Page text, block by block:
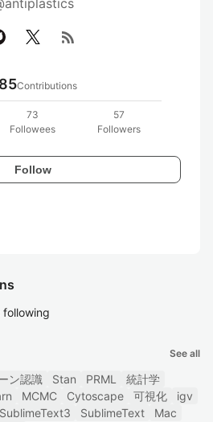
rss_feed
Contributions
73
Followees
57
Followers
Follow
following
See all
ン認識 Stan PRML
統計学
MCMC Cytoscape 可視化
igv
SublimeText3 SublimeText
Mac